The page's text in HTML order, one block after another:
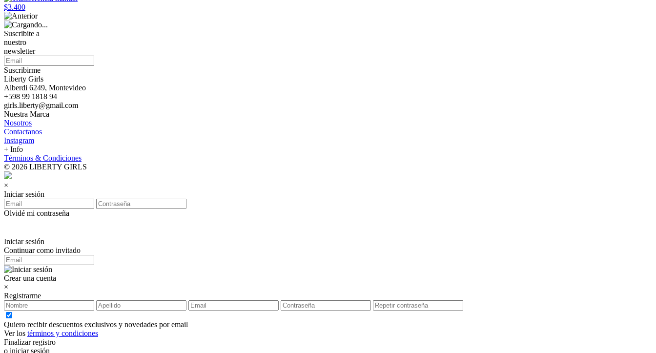
$3.400
Suscribite a
nuestro
newsletter
Suscribirme
Liberty Girls
Alberdi 6249, Montevideo
+598 99 1818 94
girls.liberty@gmail.com
Nuestra Marca
Nosotros
Contactanos
Instagram
+ Info
Términos & Condiciones
© 2026 LIBERTY GIRLS
×
Iniciar sesión
Olvidé mi contraseña
Iniciar sesión
Continuar como invitado
Crear una cuenta
×
Registrarme
Quiero recibir descuentos exclusivos y novedades por email
Ver los términos y condiciones
Finalizar registro
o iniciar sesión